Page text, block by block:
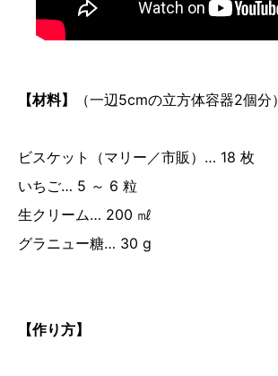
【材料】 （一辺5cmの立方体容器2個分）
ビスケット（マリー／市販）… 18 枚
いちご… 5 ～ 6 粒
生クリーム… 200 ㎖
グラニュー糖… 30 g
【作り方】